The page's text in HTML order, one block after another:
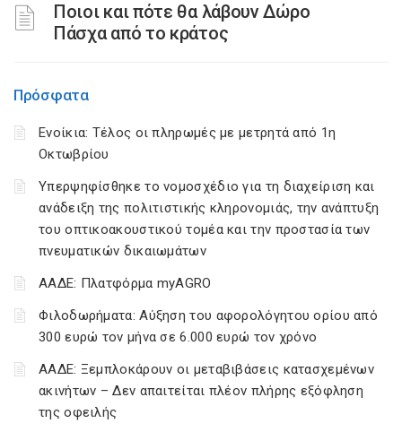
Ποιοι και πότε θα λάβουν Δώρο
Πάσχα από το κράτος
Πρόσφατα
Ενοίκια: Τέλος οι πληρωμές με μετρητά από 1η
Οκτωβρίου
Υπερψηφίσθηκε το νομοσχέδιο για τη διαχείριση και
ανάδειξη της πολιτιστικής κληρονομιάς, την ανάπτυξη
του οπτικοακουστικού τομέα και την προστασία των
πνευματικών δικαιωμάτων
ΑΑΔΕ: Πλατφόρμα myAGRO
Φιλοδωρήματα: Αύξηση του αφορολόγητου ορίου από
300 ευρώ τον μήνα σε 6.000 ευρώ τον χρόνο
ΑΑΔΕ: Ξεμπλοκάρουν οι μεταβιβάσεις κατασχεμένων
ακινήτων – Δεν απαιτείται πλέον πλήρης εξόφληση
της οφειλής